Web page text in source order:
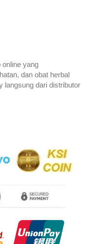
online yang
dan obat herbal
langsung dari distributor